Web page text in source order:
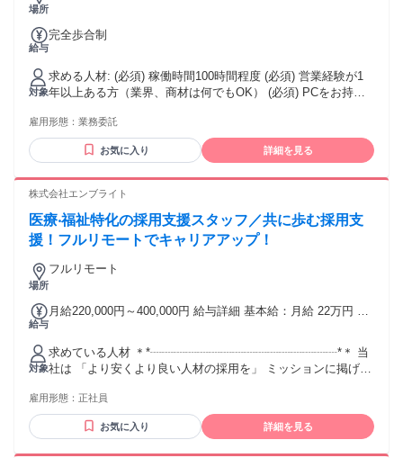
フ・SNS運用 年齢の条件と理由：あり（例外事由3号のイ・
場所
給与
完全歩合制
対象
求める人材: (必須) 稼働時間100時間程度 (必須) 営業経験が1
年以上ある方（業界、商材は何でもOK） (必須) PCをお持ち
中】 ※一つでも当てはまっていればお話ししましょう ・成果
が報酬に直結する仕事をしたい方 ・困っている方を助ける仕
事に興味がある方 ・素直で熱量がある方 ・正社員からフリー
で働きたい方 ・チームを持った経験がある方 ・営業力、提案
を身につけたい方 ・個人営業、インサイドセールス、テレア
ポ、訪問営業、無形商材営業などの経験がある方 ・20代30代
稼ぎたいマインドの方 ・受け身で他力本願な方 ・現状維持し
ホリ、コールセンター、法人営業など経験やスキル関係なく
活躍できます！ もちろん新卒や第二新卒の方も活躍していま
雇用形態： 業務委託
お気に入り 詳細を見る
株式会社エンブライト
医療‧福祉特化の採用支援スタッフ／共に歩む採用支
援！フルリモートでキャリアアップ！
場所
フルリモート
給与
月給220,000円～400,000円 給与詳細 基本給：月給 22万円 〜
れる通勤・皆勤・家族手当金額：なし 全員に一律で支払われ
るその他手当金額：あり ※給与は経験を考慮して決定。 ・
PC手当あり ・モニター購入手当あり ・交通費全額支給（四
半期ミーティングの移動費全額負担） ・賞与あり（3.5ヶ月
対象
求めている人材 ＊*┈┈┈┈┈┈┈┈┈┈┈┈┈┈┈┈*＊ 当
社は 「より安くより良い人材の採用を」 ミッションに掲げて
献したい という方をお待ちしています。 *＊
┈┈┈┈┈┈┈┈┈┈┈┈┈┈┈┈＊* ⭐必須条件 ￣￣￣￣￣
￣￣￣￣￣￣￣￣￣￣￣￣￣ ◆法人対応（窓口や営業）の経
雇用形態： 正社員
お気に入り 詳細を見る